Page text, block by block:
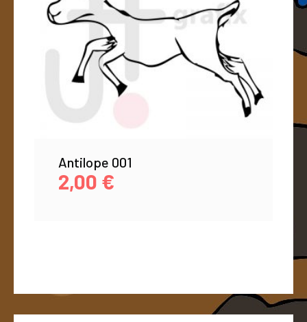
Antilope 001
2,00 €